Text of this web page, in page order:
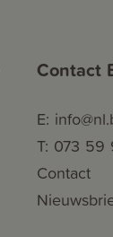
Contact
E:
T: 073
Contact